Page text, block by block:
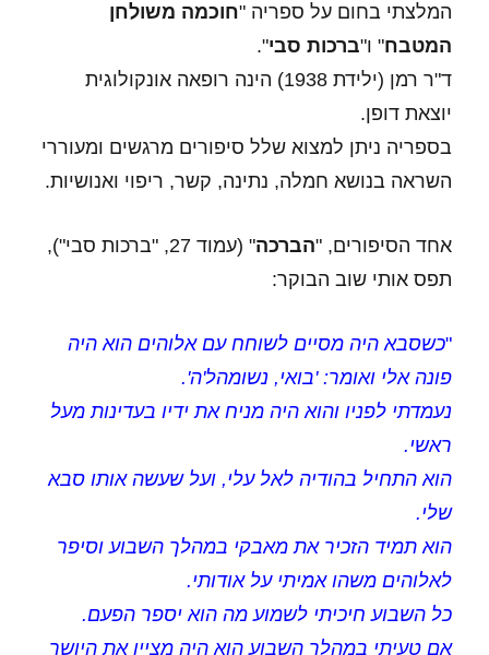
המלצתי בחום על ספריה "חוכמה משולחן
המטבח" ו"ברכות סבי".
ד"ר רמן (ילידת 1938) הינה רופאה אונקולוגית
יוצאת דופן.
בספריה ניתן למצוא שלל סיפורים מרגשים ומעוררי
השראה בנושא חמלה, נתינה, קשר, ריפוי ואנושיות.
אחד הסיפורים, "הברכה
" (עמוד 27, "ברכות סבי"),
תפס אותי שוב הבוקר:
"כשסבא היה מסיים לשוחח עם אלוהים הוא היה
פונה אלי ואומר: 'בואי, נשומהל'ה'.
נעמדתי לפניו והוא היה מניח את ידיו בעדינות מעל
ראשי.
הוא התחיל בהודיה לאל עלי, ועל שעשה אותו סבא
שלי.
הוא תמיד הזכיר את מאבקי במהלך השבוע וסיפר
לאלוהים משהו אמיתי על אודותי.
כל השבוע חיכיתי לשמוע מה הוא יספר הפעם.
אם טעיתי במהלך השבוע הוא היה מציין את היושר